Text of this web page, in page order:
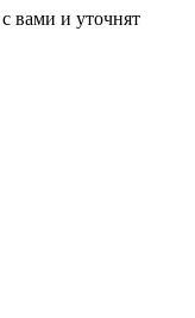
вами и уточнят